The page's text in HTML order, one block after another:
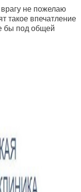
не пожелаю
такое впечатление
бы под общей